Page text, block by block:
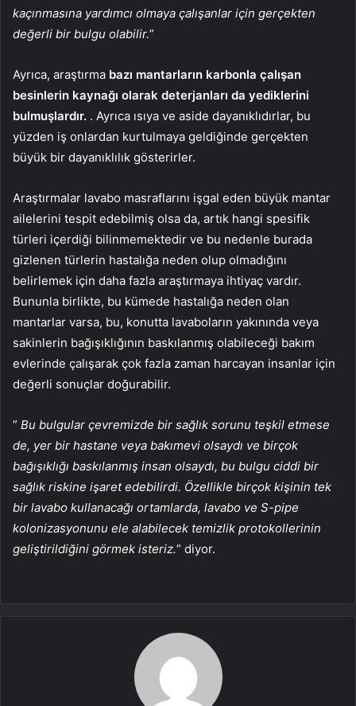
kaçınmasına yardımcı olmaya çalışanlar için gerçekten
değerli bir bulgu olabilir.”
Ayrıca, araştırma bazı mantarların karbonla çalışan
besinlerin kaynağı olarak deterjanları da yediklerini
bulmuşlardır. . Ayrıca ısıya ve aside dayanıklıdırlar, bu
yüzden iş onlardan kurtulmaya geldiğinde gerçekten
büyük bir dayanıklılık gösterirler.
Araştırmalar lavabo masraflarını işgal eden büyük mantar
ailelerini tespit edebilmiş olsa da, artık hangi spesifik
türleri içerdiği bilinmemektedir ve bu nedenle burada
gizlenen türlerin hastalığa neden olup olmadığını
belirlemek için daha fazla araştırmaya ihtiyaç vardır.
Bununla birlikte, bu kümede hastalığa neden olan
mantarlar varsa, bu, konutta lavaboların yakınında veya
sakinlerin bağışıklığının baskılanmış olabileceği bakım
evlerinde çalışarak çok fazla zaman harcayan insanlar için
değerli sonuçlar doğurabilir.
” Bu bulgular çevremizde bir sağlık sorunu teşkil etmese
de, yer bir hastane veya bakımevi olsaydı ve birçok
bağışıklığı baskılanmış insan olsaydı, bu bulgu ciddi bir
sağlık riskine işaret edebilirdi. Özellikle birçok kişinin tek
bir lavabo kullanacağı ortamlarda, lavabo ve S-pipe
kolonizasyonunu ele alabilecek temizlik protokollerinin
geliştirildiğini görmek isteriz.” diyor.